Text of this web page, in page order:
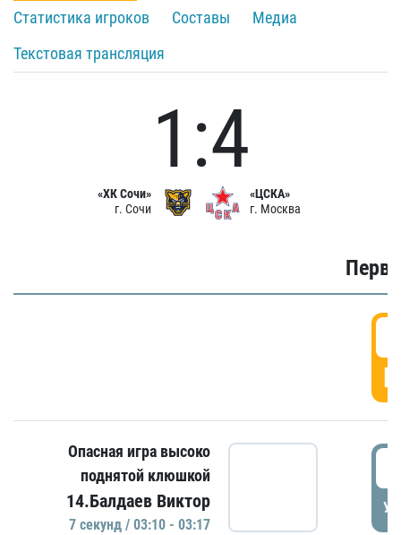
Статистика игроков
Составы
Медиа
Текстовая трансляция
«ХК Сочи»
г. Сочи
1:4
«ЦСКА»
г. Москва
Опасная игра высоко
поднятой клюшкой
14.Балдаев Виктор
7 секунд / 03:10 - 03:17